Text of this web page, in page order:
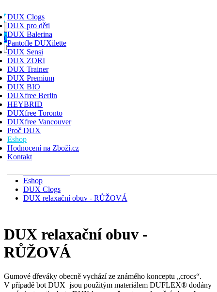
HLEDAT PŘIHLÁSIT
0
Toggle navigation
DUX Clogs
DUX pro děti
DUX Balerina
Pantofle DUXilette
DUX Sensi
DUX ZORI
DUX Trainer
DUX Premium
DUX BIO
DUXfree Berlin
HEYBRID
DUXfree Toronto
DUXfree Vancouver
Proč DUX
Eshop
Hodnocení na Zboží.cz
Kontakt
DUX Clogs
DUX pro děti
DUX Balerina
Pantofle DUXilette
DUX Sensi
DUX ZORI
DUX Trainer
DUX Premium
DUX BIO
DUXfree Berlin
HEYBRID
DUXfree Toronto
DUXfree Vancouver
Eshop
DUX Clogs
DUX relaxační obuv - RŮŽOVÁ
DUX relaxační obuv -
RŮŽOVÁ
Gumové dřeváky obecně vychází ze známého konceptu „crocs“.
V případě bot DUX jsou použitým materiálem DUFLEX® dodány